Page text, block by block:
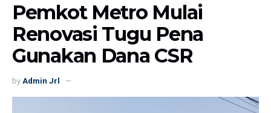
Pemkot Metro Mulai
Renovasi Tugu Pena
Gunakan Dana CSR
by Admin Jrl